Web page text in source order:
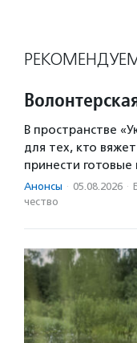
В пространстве
для тех, кто
принести
Анонсы · 05.08.2026 ·
чест­во